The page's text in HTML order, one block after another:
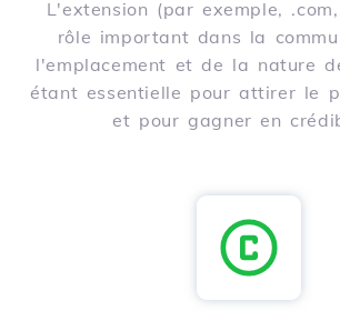
L'extension (par exemple,
rôle important dans la
l'emplacement et de la nature
étant essentielle pour attirer le
et pour gagner en